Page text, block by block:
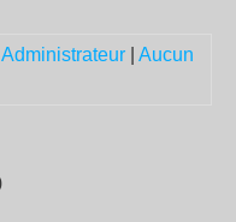
Administrateur
Aucun